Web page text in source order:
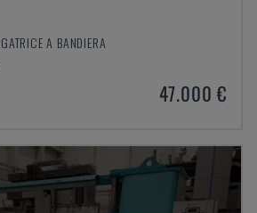
A BANDIERA
47.000 €